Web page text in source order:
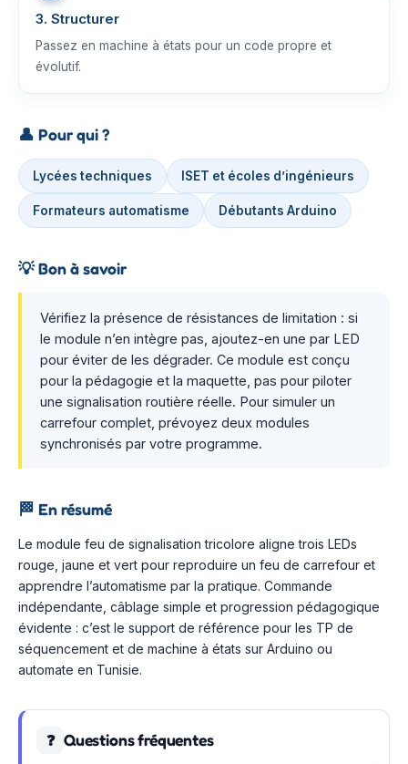
3. Structurer
Passez en machine à états pour un code propre et
évolutif.
👤 Pour qui ?
Lycées techniques ISET et écoles d’ingénieurs
Formateurs automatisme Débutants Arduino
💡Bon à savoir
Vérifiez la présence de résistances de limitation : si
le module n’en intègre pas, ajoutez-en une par LED
pour éviter de les dégrader. Ce module est conçu
pour la pédagogie et la maquette, pas pour piloter
une signalisation routière réelle. Pour simuler un
carrefour complet, prévoyez deux modules
synchronisés par votre programme.
🏁 En résumé
Le module feu de signalisation tricolore aligne trois LEDs
rouge, jaune et vert pour reproduire un feu de carrefour et
apprendre l’automatisme par la pratique. Commande
indépendante, câblage simple et progression pédagogique
évidente : c’est le support de référence pour les TP de
séquencement et de machine à états sur Arduino ou
automate en Tunisie.
❓ Questions fréquentes